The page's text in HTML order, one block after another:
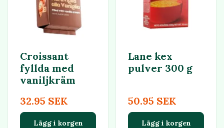
Croissant
fyllda med
vaniljkräm
32.95 SEK
Lägg i korgen
Lane kex
pulver 300 g
50.95 SEK
Lägg i korgen